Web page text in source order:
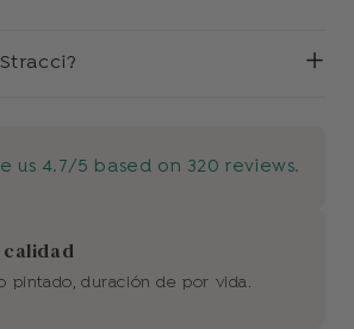
us 4.7/5 based on 320 reviews.
pintado, duración de por vida.